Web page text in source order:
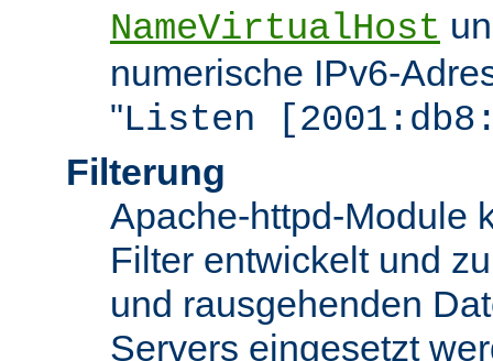
NameVirtualHost
numerische IPv6-
"Listen
Filterung
Apache-httpd-Module
Filter entwickelt und
und rausgehenden
Servers eingesetzt